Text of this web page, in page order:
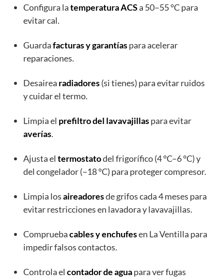
Configura latemperatura ACSa 50–55 °C para
evitar cal.
Guardafacturas y garantíaspara acelerar
reparaciones.
Desairea radiadores(si tienes) para evitar ruidos
y cuidar el termo.
Limpia el prefiltro del lavavajillaspara evitar
averías.
Ajusta el termostatodel frigorífico (4 °C–6 °C) y
del congelador (−18 °C) para proteger compresor.
Limpia losaireadoresde grifos cada 4 meses para
evitar restricciones en lavadora y lavavajillas.
Compruebacables y enchufesen La Ventilla para
impedir falsos contactos.
Controla el contador de aguapara ver fugas